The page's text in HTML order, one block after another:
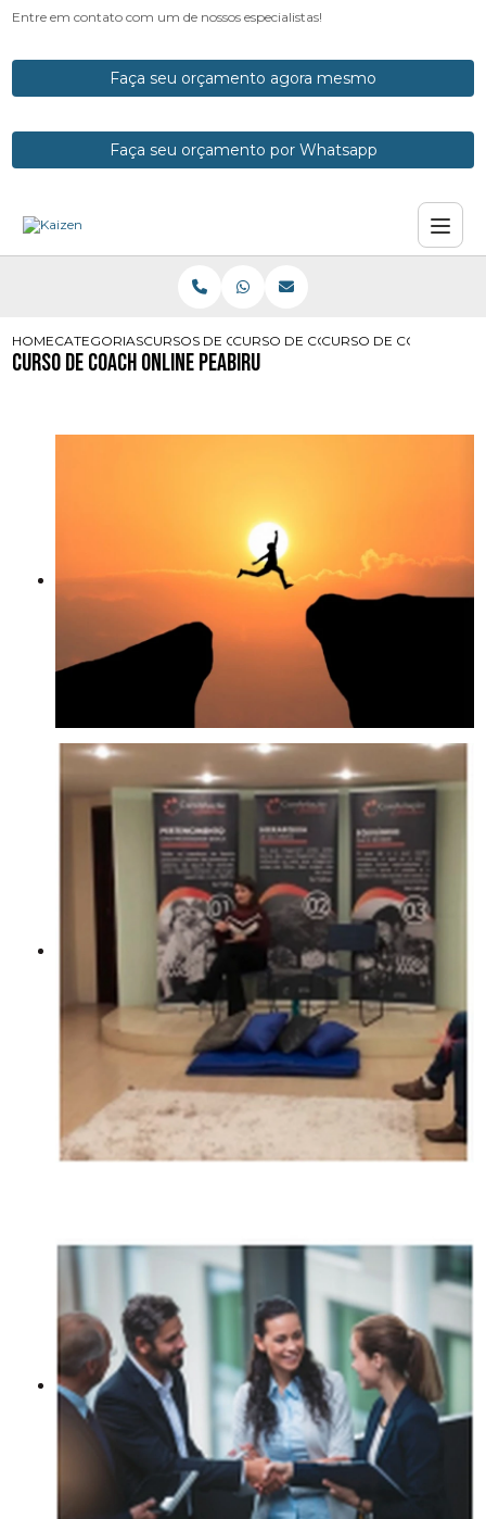
Entre em contato com um de nossos especialistas!
Faça seu orçamento agora mesmo
Faça seu orçamento por Whatsapp
HOMECATEGORIASCURSOS DE COACHCURSO DE COACHCURSO DE COACH
Curso de Coach Online Peabiru